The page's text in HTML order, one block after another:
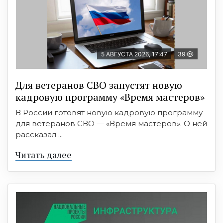
5 АВГУСТА 2026, 17:47 39
Для ветеранов СВО запустят новую
кадровую программу «Время мастеров»
В России готовят новую кадровую программу
для ветеранов СВО — «Время мастеров». О ней
рассказал ...
Читать далее